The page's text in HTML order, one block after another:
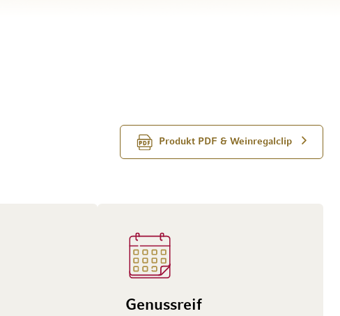
Produkt PDF & Weinregalclip
Genussreif